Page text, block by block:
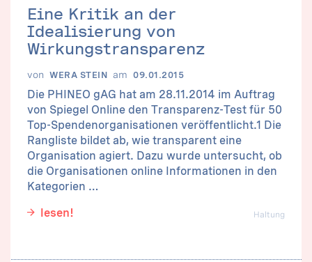
Eine Kritik an der
Idealisierung von
Wirkungstransparenz
von WERA STEIN am 09.01.2015
Die PHINEO gAG hat am 28.11.2014 im Auftrag
von Spiegel Online den Transparenz-Test für 50
Top-Spendenorganisationen veröffentlicht.1 Die
Rangliste bildet ab, wie transparent eine
Organisation agiert. Dazu wurde untersucht, ob
die Organisationen online Informationen in den
Kategorien …
lesen!
Haltung